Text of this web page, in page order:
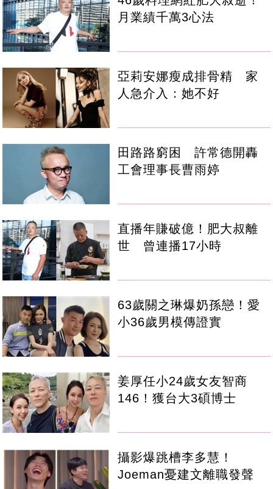
月業績千萬3心法
亞莉安娜瘦成排骨精 家
人急介入：她不好
田路路窮困 許常德開轟
工會理事長曹雨婷
直播年賺破億！肥大叔離
世 曾連播17小時
63歲關之琳爆奶孫戀！愛
小36歲男模傳證實
姜厚任小24歲女友智商
146！獲台大3碩博士
攝影爆跳槽李多慧！
Joeman憂建文離職發聲